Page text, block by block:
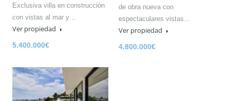
Exclusiva villa en construcción
con vistas al mar y…
Ver propiedad
5.400.000€
de obra nueva con
espectaculares vistas…
Ver propiedad
4.800.000€